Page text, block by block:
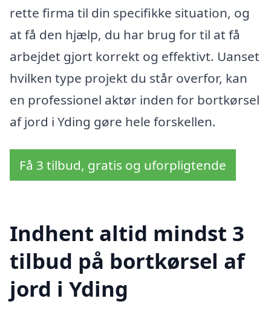
rette firma til din specifikke situation, og
at få den hjælp, du har brug for til at få
arbejdet gjort korrekt og effektivt. Uanset
hvilken type projekt du står overfor, kan
en professionel aktør inden for bortkørsel
af jord i Yding gøre hele forskellen.
Få 3 tilbud, gratis og uforpligtende
Indhent altid mindst 3
tilbud på bortkørsel af
jord i Yding